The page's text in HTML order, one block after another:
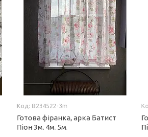
B234522-3m
Готова фіранка, арка Батист
Піон 3м. 4м. 5м.